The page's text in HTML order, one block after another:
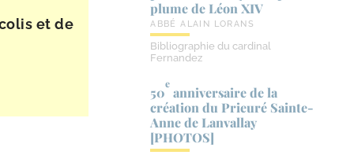
et de
plume de Léon XIV
ABBÉ ALAIN LORANS
Bibliographie du cardinal
Fernandez
50
e
anniversaire de la
création du Prieuré Sainte-​
Anne de Lanvallay
[PHOTOS]